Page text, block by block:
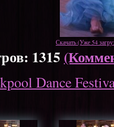
Скачать (Уже 54
1315
Dance